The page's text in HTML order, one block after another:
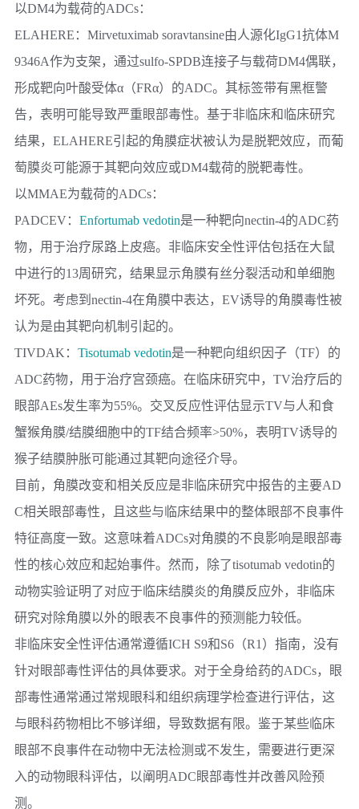
以DM4为载荷的ADCs：
ELAHERE： Mirvetuximab soravtansine由人源化IgG1抗体M
9346A作为支架，通过sulfo-SPDB连接子与载荷DM4偶联，
形成靶向叶酸受体α（FRα）的ADC。其标签带有黑框警
告，表明可能导致严重眼部毒性。基于非临床和临床研究
结果，ELAHERE引起的角膜症状被认为是脱靶效应，而葡
萄膜炎可能源于其靶向效应或DM4载荷的脱靶毒性。
以MMAE为载荷的ADCs：
PADCEV： Enfortumab vedotin是一种靶向nectin-4的ADC药
物，用于治疗尿路上皮癌。非临床安全性评估包括在大鼠
中进行的13周研究，结果显示角膜有丝分裂活动和单细胞
坏死。考虑到nectin-4在角膜中表达，EV诱导的角膜毒性被
认为是由其靶向机制引起的。
TIVDAK： Tisotumab vedotin是一种靶向组织因子（TF）的
ADC药物，用于治疗宫颈癌。在临床研究中，TV治疗后的
眼部AEs发生率为55%。交叉反应性评估显示TV与人和食
蟹猴角膜/结膜细胞中的TF结合频率>50%，表明TV诱导的
猴子结膜肿胀可能通过其靶向途径介导。
目前，角膜改变和相关反应是非临床研究中报告的主要AD
C相关眼部毒性，且这些与临床结果中的整体眼部不良事件
特征高度一致。这意味着ADCs对角膜的不良影响是眼部毒
性的核心效应和起始事件。然而，除了tisotumab vedotin的
动物实验证明了对应于临床结膜炎的角膜反应外，非临床
研究对除角膜以外的眼表不良事件的预测能力较低。
非临床安全性评估通常遵循ICH S9和S6（R1）指南，没有
针对眼部毒性评估的具体要求。对于全身给药的ADCs，眼
部毒性通常通过常规眼科和组织病理学检查进行评估，这
与眼科药物相比不够详细，导致数据有限。鉴于某些临床
眼部不良事件在动物中无法检测或不发生，需要进行更深
入的动物眼科评估，以阐明ADC眼部毒性并改善风险预
测。